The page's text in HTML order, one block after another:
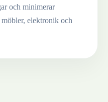
och minimerar
elektronik och